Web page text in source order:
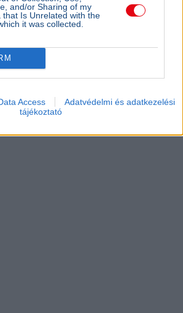
and/or Sharing of my
that Is Unrelated with the
it was collected.
Access
Adatvédelmi és adatkezelési
tájékoztató